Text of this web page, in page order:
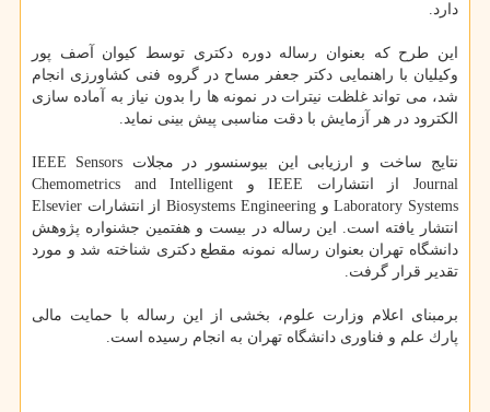
دارد.
این طرح كه بعنوان رساله دوره دكتری توسط كیوان آصف پور
وكیلیان با راهنمایی دكتر جعفر مساح در گروه فنی كشاورزی انجام
شد، می تواند غلظت نیترات در نمونه ها را بدون نیاز به آماده سازی
الكترود در هر آزمایش با دقت مناسبی پیش بینی نماید.
نتایج ساخت و ارزیابی این بیوسنسور در مجلات IEEE Sensors
Journal از انتشارات IEEE و Chemometrics and Intelligent
Laboratory Systems و Biosystems Engineering از انتشارات Elsevier
انتشار یافته است. این رساله در بیست و هفتمین جشنواره پژوهش
دانشگاه تهران بعنوان رساله نمونه مقطع دكتری شناخته شد و مورد
تقدیر قرار گرفت.
برمبنای اعلام وزارت علوم، بخشی از این رساله با حمایت مالی
پارك علم و فناوری دانشگاه تهران به انجام رسیده است.